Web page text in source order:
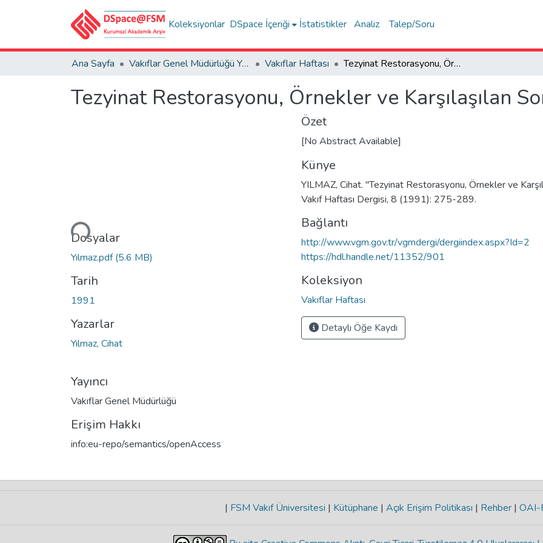
Koleksiyonlar DSpace İçeriği İstatistikler Analiz Talep/Soru
Ana Sayfa Vakıflar Genel Müdürlüğü Yayınları Vakıflar Haftası Tezyinat Restorasyonu, Örnekler ve Karşılaşılan Sorunlar
Tezyinat Restorasyonu, Örnekler ve Karşılaşılan
Yükleniyor...
Dosyalar
Yılmaz.pdf(5.6 MB)
Tarih
1991
Yazarlar
Yılmaz, Cihat
Yayıncı
Vakıflar Genel Müdürlüğü
Erişim Hakkı
info:eu-repo/semantics/openAccess
Özet
[No Abstract Available]
Künye
YILMAZ, Cihat. "Tezyinat Restorasyonu, Örnekler ve
Vakıf Haftası Dergisi, 8 (1991): 275-289.
Bağlantı
http://www.vgm.gov.tr/vgmdergi/dergiindex.aspx?Id=2
https://hdl.handle.net/11352/901
Koleksiyon
Vakıflar Haftası
Detaylı Öğe Kaydı
| FSM Vakıf Üniversitesi | Kütüphane | Açık Erişim Politikası | Rehber | OAI-